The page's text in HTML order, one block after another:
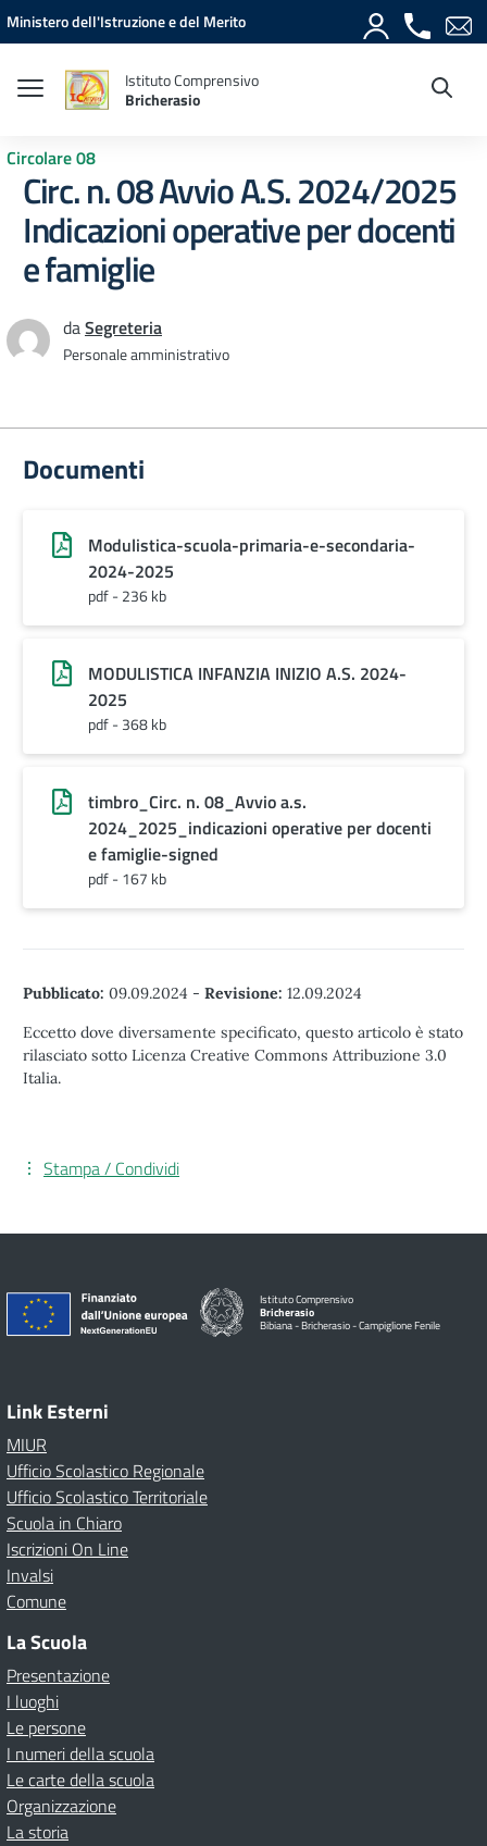
Vai ai contenuti
Vai al menu di navigazione
Vai al footer
Ministero dell'Istruzione e del Merito
Istituto Comprensivo
Bricherasio
Circolare 08
Circ. n. 08 Avvio A.S. 2024/2025
Indicazioni operative per docenti
e famiglie
daSegreteria
Personale amministrativo
Documenti
Modulistica-scuola-primaria-e-secondaria-
2024-2025
pdf - 236 kb
MODULISTICA INFANZIA INIZIO A.S. 2024-
2025
pdf - 368 kb
timbro_Circ. n. 08_Avvio a.s.
2024_2025_indicazioni operative per docenti
e famiglie-signed
pdf - 167 kb
Pubblicato: 09.09.2024 - Revisione: 12.09.2024
Eccetto dove diversamente specificato, questo articolo è stato
rilasciato sotto Licenza Creative Commons Attribuzione 3.0
Italia.
Stampa / Condividi
Istituto Comprensivo
Bricherasio
Bibiana - Bricherasio - Campiglione Fenile
Link Esterni
MIUR
Ufficio Scolastico Regionale
Ufficio Scolastico Territoriale
Scuola in Chiaro
Iscrizioni On Line
Invalsi
Comune
La Scuola
Presentazione
I luoghi
Le persone
I numeri della scuola
Le carte della scuola
Organizzazione
La storia